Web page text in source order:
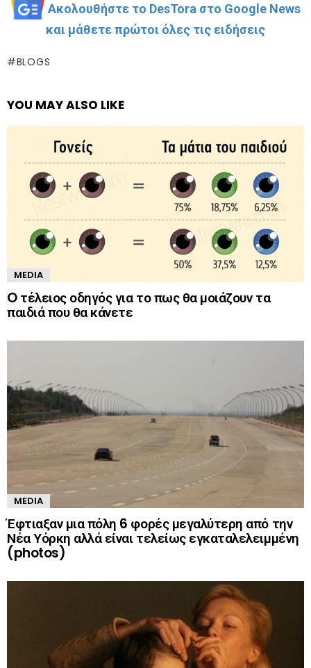
Ακολουθήστε το DesTora στο Google News
και μάθετε πρώτοι όλες τις ειδήσεις
BLOGS
YOU MAY ALSO LIKE
MEDIA
O τέλειος οδηγός για το πως θα μοιάζουν τα
παιδιά που θα κάνετε
MEDIA
Έφτιαξαν μια πόλη 6 φορές μεγαλύτερη από την
Νέα Υόρκη αλλά είναι τελείως εγκαταλελειμμένη
(photos)